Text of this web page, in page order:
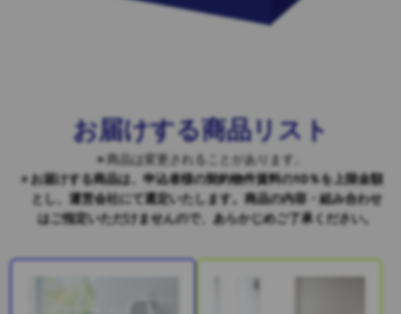
お届けする商品リスト
商品は変更されることがあります。
お届けする商品は、申込者様の契約物件賃料の10％を上限金額
とし、運営会社にて選定いたします。商品の内容・組み合わせ
はご指定いただけませんので、あらかじめご了承ください。